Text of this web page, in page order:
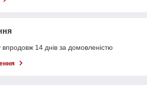
14 днів за домовленістю